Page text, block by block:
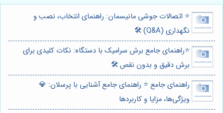
⭐️ اتصالات جوشی مانیسمان: راهنمای انتخاب، نصب و
نگهداری (Q&A) 🛠️
⭐️راهنمای جامع برش سرامیک با دستگاه: نکات کلیدی برای
برش دقیق و بدون نقص 🛠️
راهنمای جامع ⭐️ راهنمای جامع آشنایی با پرسلان: 💎
ویژگی‌ها، مزایا و کاربردها